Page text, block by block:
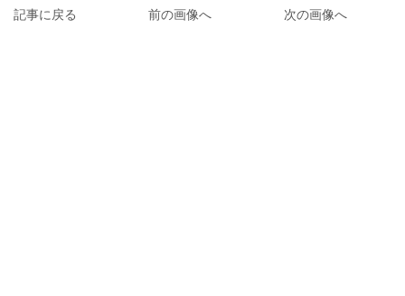
記事に戻る 前の画像へ 次の画像へ